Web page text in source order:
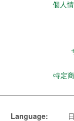
個人
特定
Language: